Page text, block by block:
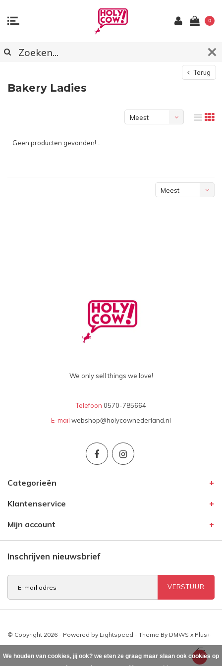
0
Terug
Bakery Ladies
Meest
Geen producten gevonden!...
Meest
We only sell things we love!
Telefoon 0570-785664
E-mail webshop@holycownederland.nl
Categorieën
Klantenservice
Mijn account
Inschrijven nieuwsbrief
VERSTUUR
© Copyright 2026 - Powered by Lightspeed - Theme By DMWS x Plus+
We houden van cookies, jij ook? we eten ze graag maar slaan ook cookies op